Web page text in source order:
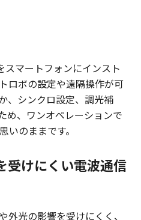
マートフォンにインスト
ロボの設定や遠隔操作が可
、シンクロ設定、調光補
め、ワンオペレーションで
いのままです。
受けにくい電波通信
外光の影響を受けにくく、